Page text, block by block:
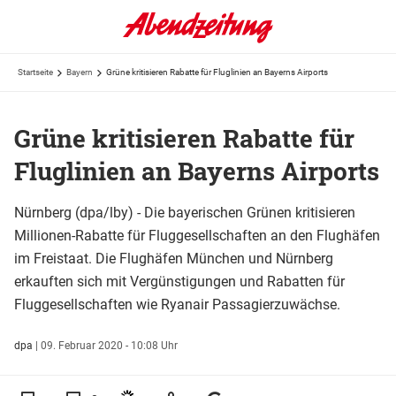
Startseite Bayern Grüne kritisieren Rabatte für Fluglinien an Bayerns Airports
Grüne kritisieren Rabatte für
Fluglinien an Bayerns Airports
Nürnberg (dpa/lby) - Die bayerischen Grünen kritisieren
Millionen-Rabatte für Fluggesellschaften an den Flughäfen
im Freistaat. Die Flughäfen München und Nürnberg
erkauften sich mit Vergünstigungen und Rabatten für
Fluggesellschaften wie Ryanair Passagierzuwächse.
dpa | 09. Februar 2020 - 10:08 Uhr